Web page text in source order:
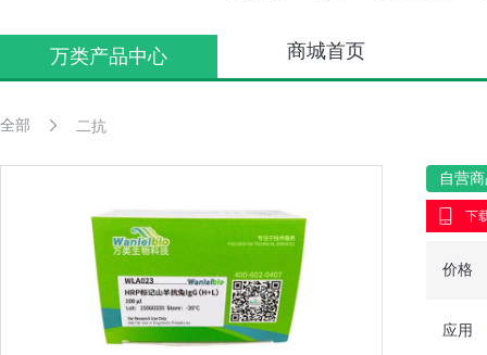
万类产品中心 商城首页
全部 二抗
自营
下
价格
应用